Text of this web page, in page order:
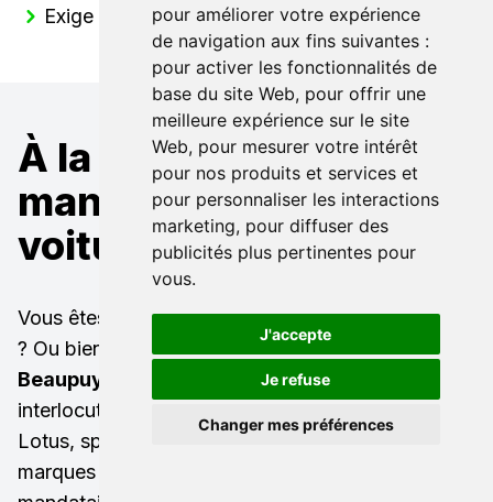
pour améliorer votre expérience
de navigation aux fins suivantes :
pour activer les fonctionnalités de
base du site Web, pour offrir une
meilleure expérience sur le site
Web, pour mesurer votre intérêt
pour nos produits et services et
pour personnaliser les interactions
marketing, pour diffuser des
publicités plus pertinentes pour
vous.
J'accepte
Je refuse
Changer mes préférences
Exige Roadster
À la recherche d'un
mandataire pour une
voiture Lotus ?
Vous êtes à la recherche d'unLotus neuf remisé
? Ou bien d'uneLotus occasion à Toulouse
Beaupuy
(31850) ? LB Automobiles est votre
interlocuteur privilégié ! Nous sommes mandataire
Lotus, spécialisé dans l'import auto toutes
marques (mandataire Audi, mandataire Mercedes,